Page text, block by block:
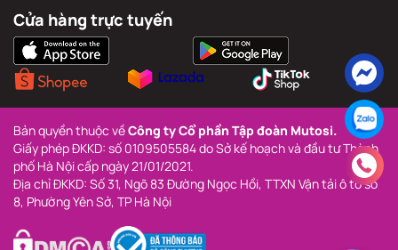
Cửa hàng trực tuyến
Bản quyền thuộc về Công ty Cổ phần Tập đoàn Mutosi.
Giấy phép ĐKKD: số 0109505584 do Sở kế hoạch và đầu tư Thành
phố Hà Nội cấp ngày 21/01/2021.
Địa chỉ ĐKKD: Số 31, Ngõ 83 Đường Ngọc Hồi, TTXN Vận tải ô tô số
8, Phường Yên Sở, TP Hà Nội